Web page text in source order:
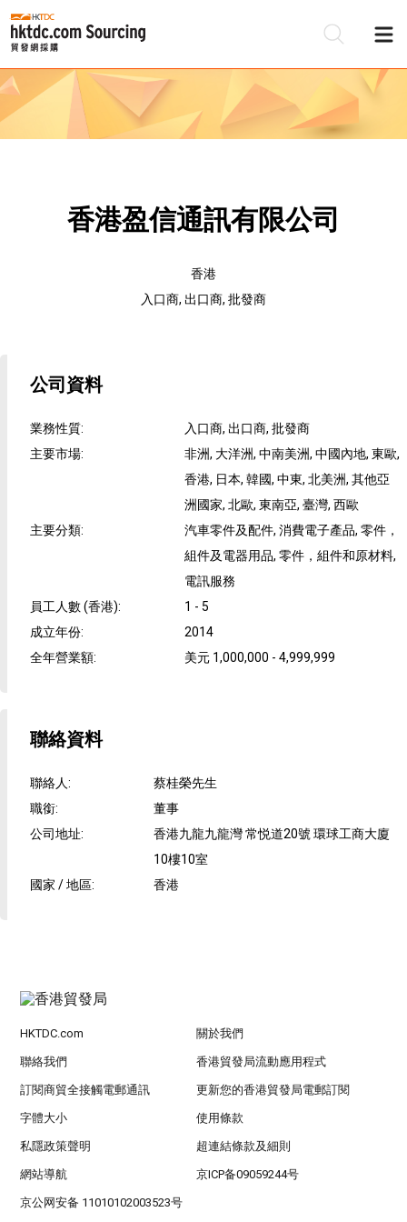
香港盈信通訊有限公司
香港
入口商, 出口商, 批發商
公司資料
業務性質:
入口商, 出口商, 批發商
主要市場:
非洲, 大洋洲, 中南美洲, 中國內地, 東歐,
香港, 日本, 韓國, 中東, 北美洲, 其他亞
洲國家, 北歐, 東南亞, 臺灣, 西歐
主要分類:
汽車零件及配件, 消費電子產品, 零件，
組件及電器用品, 零件，組件和原材料,
電訊服務
員工人數 (香港):
1 - 5
成立年份:
2014
全年營業額: 美元 1,000,000 - 4,999,999
聯絡資料
聯絡人:
蔡桂榮先生
職銜:
董事
公司地址:
香港九龍九龍灣 常悦道20號 環球工商大廈
10樓10室
國家 / 地區: 香港
HKTDC.com 關於我們
聯絡我們 香港貿發局流動應用程式
訂閱商貿全接觸電郵通訊 更新您的香港貿發局電郵訂閱
字體大小 使用條款
私隱政策聲明 超連結條款及細則
網站導航 京ICP备09059244号
京公网安备 11010102003523号